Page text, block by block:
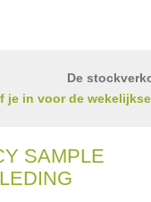
De
je in voor de
SAMPLE